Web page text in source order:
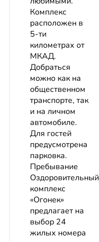
Комплекс
расположен в
5-ти
километрах от
МКАД.
Добраться
можно как на
общественном
транспорте, так
и на личном
автомобиле.
Для гостей
предусмотрена
парковка.
Пребывание
Оздоровительный
комплекс
«Огонек»
предлагает на
выбор 24
жилых номера